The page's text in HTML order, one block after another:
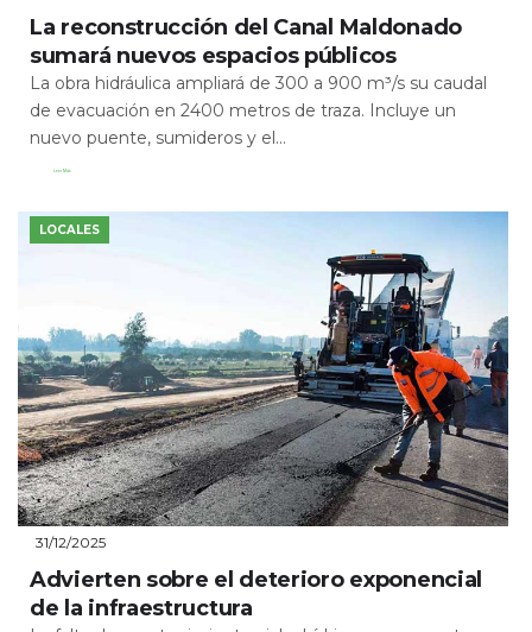
La reconstrucción del Canal Maldonado
sumará nuevos espacios públicos
La obra hidráulica ampliará de 300 a 900 m³/s su caudal
de evacuación en 2400 metros de traza. Incluye un
nuevo puente, sumideros y el...
Leer Más
LOCALES
31/12/2025
Advierten sobre el deterioro exponencial
de la infraestructura